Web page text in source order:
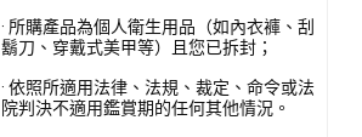
· 所購產品為個人衛生用品（如內衣褲、刮
鬍刀、穿戴式美甲等）且您已拆封；
· 依照所適用法律、法規、裁定、命令或法
院判決不適用鑑賞期的任何其他情況。